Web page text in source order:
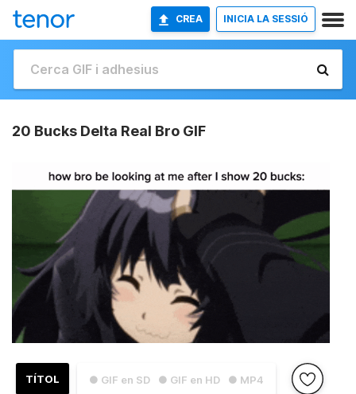
CREA INICIA LA SESSIÓ
20 Bucks Delta Real Bro GIF
● GIF en SD ● GIF en HD ● MP4
TÍTOL